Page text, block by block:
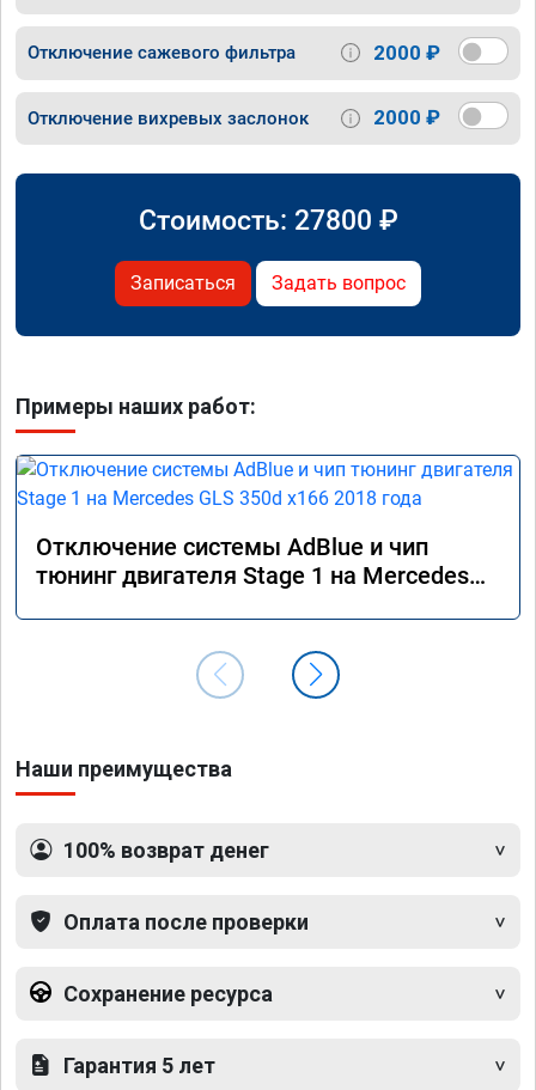
Отключение сажевого фильтра 2000 ₽
Отключение вихревых заслонок 2000 ₽
Стоимость: 27800 ₽
Записаться Задать вопрос
Примеры наших работ:
Отключение системы AdBlue и чип
тюнинг двигателя Stage 1 на Mercedes
Наши преимущества
100% возврат денег
Оплата после проверки
Сохранение ресурса
Гарантия 5 лет